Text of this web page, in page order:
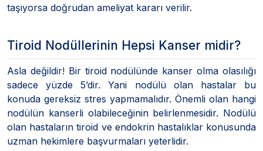
taşıyorsa doğrudan ameliyat kararı verilir.
Tiroid Nodüllerinin Hepsi Kanser midir?
Asla değildir! Bir tiroid nodülünde kanser olma olasılığı
sadece yüzde 5’dir. Yani nodülü olan hastalar bu
konuda gereksiz stres yapmamalıdır. Önemli olan hangi
nodülün kanserli olabileceğinin belirlenmesidir. Nodülü
olan hastaların tiroid ve endokrin hastalıklar konusunda
uzman hekimlere başvurmaları yeterlidir.